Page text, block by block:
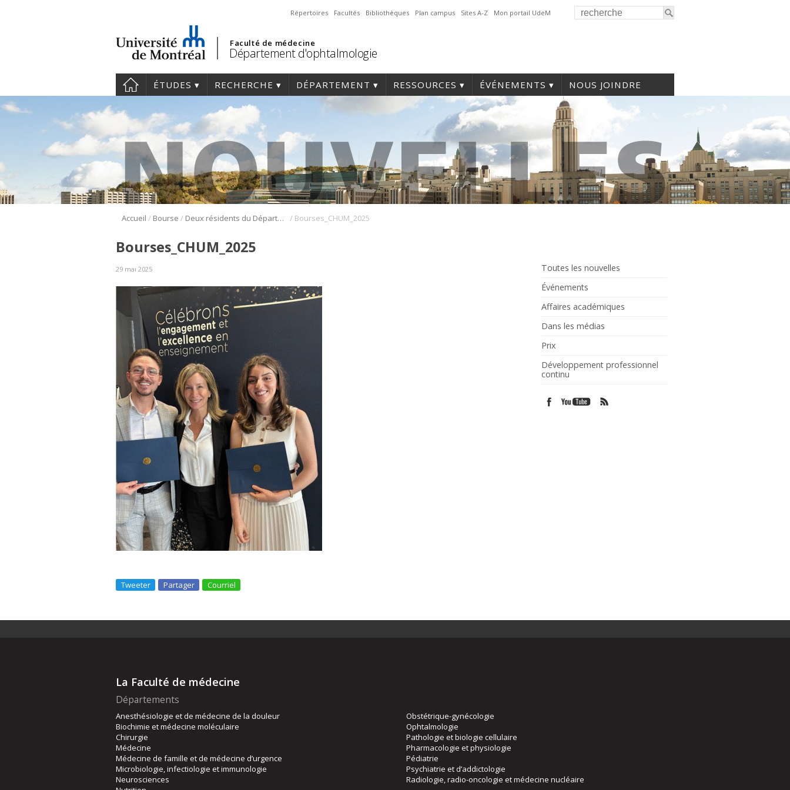
Répertoires Facultés Bibliothèques Plan campus Sites A-Z Mon portail UdeM
Faculté de médecine
Département d'ophtalmologie
ÉTUDES RECHERCHE DÉPARTEMENT RESSOURCES ÉVÉNEMENTS NOUS JOINDRE
Accueil / Bourse / Deux résidents du Département reçoivent des bourses d’excellence du CHUM / Bourses_CHUM_2025
Toutes les nouvelles
Événements
Affaires académiques
Dans les médias
Prix
Développement professionnel
continu
Bourses_CHUM_2025
29 mai 2025
Tweeter Partager Courriel
La Faculté de médecine
Départements
Anesthésiologie et de médecine de la douleur
Biochimie et médecine moléculaire
Chirurgie
Médecine
Médecine de famille et de médecine d’urgence
Microbiologie, infectiologie et immunologie
Neurosciences
Obstétrique-gynécologie
Ophtalmologie
Pathologie et biologie cellulaire
Pharmacologie et physiologie
Pédiatrie
Psychiatrie et d’addictologie
Radiologie, radio-oncologie et médecine nucléaire